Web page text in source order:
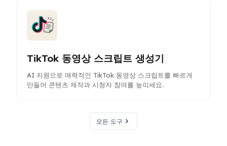
TikTok 동영상 스크립트 생성기
AI 지원으로 매력적인 TikTok 동영상 스크립트를 빠르게
만들어 콘텐츠 제작과 시청자 참여를 높이세요.
모든 도구